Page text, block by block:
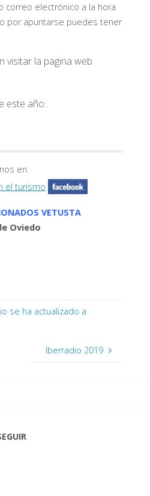
correo electrónico a la hora
por apuntarse puedes tener
visitar la pagina web
este año:.
en
VETUSTA
Oviedo
se ha actualizado a
Iberradio 2019